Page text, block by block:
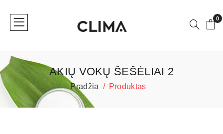
0
AKIŲ VOKŲ ŠEŠĖLIAI 2
Pradžia Produktas